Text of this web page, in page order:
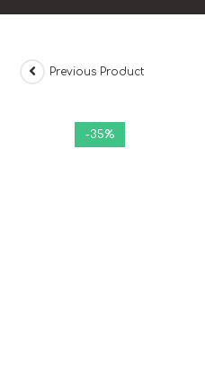
-35%
Previous Product